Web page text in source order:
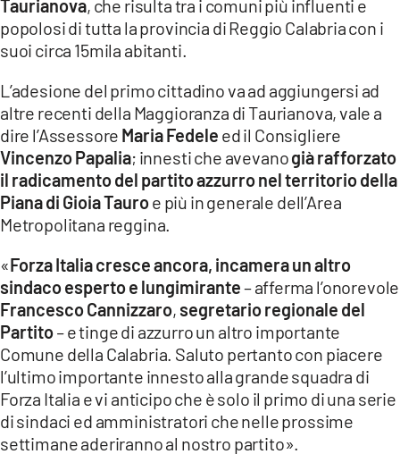
LACTV.IT
LACITYMAG.IT
ILREGGINO.IT
COSENZACHANNEL.IT
ILVIBONESE.IT
CATANZAROCHANNEL.IT
LACAPITALENEWS.IT
App
ANDROID
APPLE
Taurianova, che risulta tra i comuni più influenti e
popolosi di tutta la provincia di Reggio Calabria con i
suoi circa 15mila abitanti.
L’adesione del primo cittadino va ad aggiungersi ad
altre recenti della Maggioranza di Taurianova, vale a
dire l’Assessore Maria Fedele ed il Consigliere
Vincenzo Papalia; innesti che avevanogià rafforzato
il radicamento del partito azzurro nel territorio della
Piana di Gioia Tauroe più in generale dell’Area
Metropolitana reggina.
«Forza Italia cresce ancora, incamera un altro
sindaco esperto e lungimirante–afferma l’onorevole
Francesco Cannizzaro, segretario regionale del
Partito–e tinge di azzurro un altro importante
Comune della Calabria. Saluto pertanto con piacere
l’ultimo importante innesto alla grande squadra di
Forza Italia e vi anticipo che è solo il primo di una serie
di sindaci ed amministratori che nelle prossime
settimane aderiranno al nostro partito».